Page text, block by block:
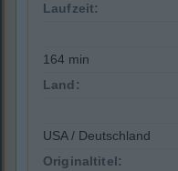
Laufzeit:
164 min
Land:
USA / Deutschland
Originaltitel: